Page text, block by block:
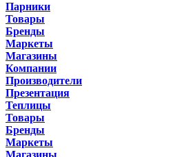
Парники
Товары
Бренды
Маркеты
Магазины
Компании
Производители
Презентация
Теплицы
Товары
Бренды
Маркеты
Магазины